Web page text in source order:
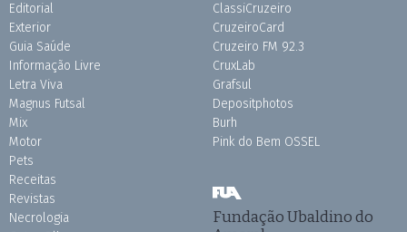
Editorial
Exterior
Guia Saúde
Informação Livre
Letra Viva
Magnus Futsal
Mix
Motor
Pets
Receitas
Revistas
Necrologia
ClassiCruzeiro
CruzeiroCard
Cruzeiro FM 92.3
CruxLab
Grafsul
Depositphotos
Burh
Pink do Bem OSSEL
Fundação Ubaldino do